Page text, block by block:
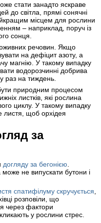
стати занадто яскраве
до світла, прямі сонячні
місцем для рослини
– наприклад, поруч із
сонця.
речовин. Якщо
на дефіцит азоту, а
магнію. У такому випадку
водорозчинні добрива
раз на тиждень.
природним процесом
листків, які рослина
циклу. У такому випадку
листя, щоб орхідея
за
догляду за бегонією
не випускати бутони і
спатифілуму скручується
розповіли, що
через фактори
у рослини стрес.